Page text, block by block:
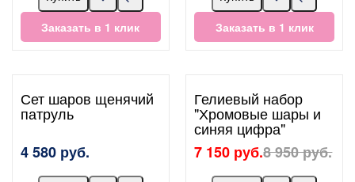
Заказать в 1 клик
Заказать в 1 клик
Сет шаров щенячий
патруль
4 580 руб.
Гелиевый набор
"Хромовые шары и
синяя цифра"
7 150 руб.8 950 руб.